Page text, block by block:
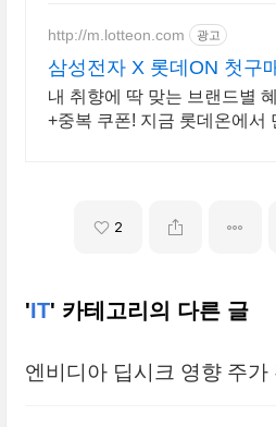
http://m.lotteon.com 광고
삼성전자 X 롯데ON 첫구
대 5천원 혜택!
내 취향에 딱 맞는 브랜드별
+중복 쿠폰! 지금 롯데온에서
2
'IT' 카테고리의 다른 글
엔비디아 딥시크 영향 주가